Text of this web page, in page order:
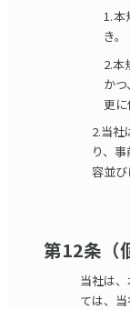
1.本
き。
2.本
か
更に
2.当社
り、
容並び
第12条（
当社は
ては、